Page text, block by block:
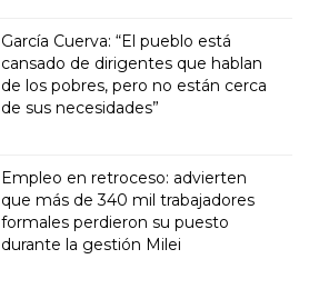
García Cuerva: “El pueblo está
cansado de dirigentes que hablan
de los pobres, pero no están cerca
de sus necesidades”
Empleo en retroceso: advierten
que más de 340 mil trabajadores
formales perdieron su puesto
durante la gestión Milei